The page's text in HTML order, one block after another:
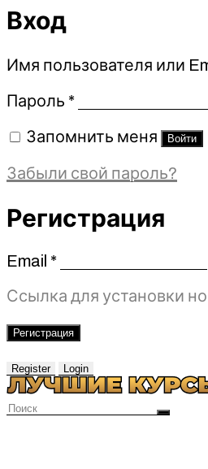
Вход
Имя пользователя или
Пароль *Обязательно
Запомнить меня Войти
Забыли свой пароль?
Регистрация
Email *Обязательно
Ссылка для установки
Регистрация
Register Login